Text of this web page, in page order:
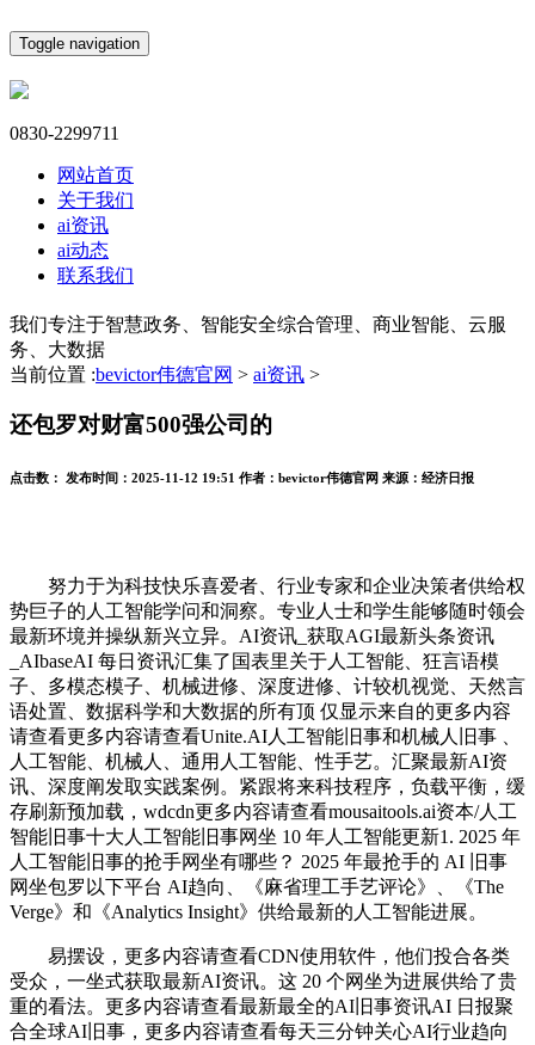
Toggle navigation
0830-2299711
网站首页
关于我们
ai资讯
ai动态
联系我们
我们专注于智慧政务、智能安全综合管理、商业智能、云服
务、大数据
当前位置 :bevictor伟德官网 > ai资讯 >
还包罗对财富500强公司的
点击数： 发布时间： 2025-11-12 19:51 作者： bevictor伟德官网 来源： 经济日报
努力于为科技快乐喜爱者、行业专家和企业决策者供给权
势巨子的人工智能学问和洞察。专业人士和学生能够随时领会
最新环境并操纵新兴立异。AI资讯_获取AGI最新头条资讯
_AIbaseAI 每日资讯汇集了国表里关于人工智能、狂言语模
子、多模态模子、机械进修、深度进修、计较机视觉、天然言
语处置、数据科学和大数据的所有顶 仅显示来自的更多内容
请查看更多内容请查看Unite.AI人工智能旧事和机械人旧事 、
人工智能、机械人、通用人工智能、性手艺。汇聚最新AI资
讯、深度阐发取实践案例。紧跟将来科技程序，负载平衡，缓
存刷新预加载，wdcdn更多内容请查看mousaitools.ai资本/人工
智能旧事十大人工智能旧事网坐 10 年人工智能更新1. 2025 年
人工智能旧事的抢手网坐有哪些？ 2025 年最抢手的 AI 旧事
网坐包罗以下平台 AI趋向、《麻省理工手艺评论》、《The
Verge》和《Analytics Insight》供给最新的人工智能进展。
易摆设，更多内容请查看CDN使用软件，他们投合各类
受众，一坐式获取最新AI资讯。这 20 个网坐为进展供给了贵
重的看法。更多内容请查看最新最全的AI旧事资讯AI 日报聚
合全球AI旧事，更多内容请查看每天三分钟关心AI行业趋向